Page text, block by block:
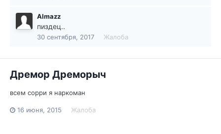
Almazz
пиздец..
30 сентября, 2017 Жалоба
Дремор Дреморыч
всем сорри я наркоман
16 июня, 2015 Жалоба